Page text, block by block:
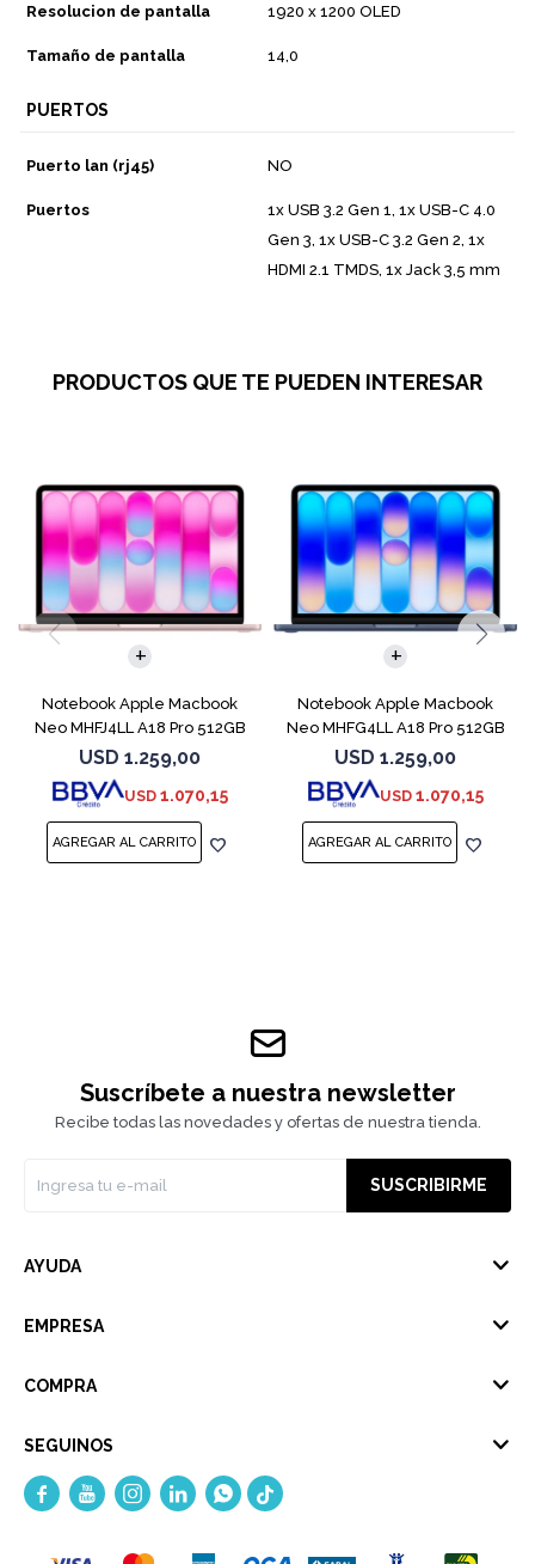
Resolucion de pantalla 1920 x 1200 OLED
Tamaño de pantalla 14,0
PUERTOS
Puerto lan (rj45) NO
Puertos
1x USB 3.2 Gen 1, 1x USB-C 4.0
Gen 3, 1x USB-C 3.2 Gen 2, 1x
HDMI 2.1 TMDS, 1x Jack 3,5 mm
PRODUCTOS QUE TE PUEDEN INTERESAR
Notebook Apple Macbook
Neo MHFJ4LL A18 Pro 512GB
8GB Blush
USD 1.259,00
USD 1.070,15
COMPARAR
Notebook Apple Macbook
Neo MHFG4LL A18 Pro 512GB
8GB Indigo
USD 1.259,00
USD 1.070,15
COMPARAR
Suscríbete a nuestra newsletter
Recibe todas las novedades y ofertas de nuestra tienda.
SUSCRIBIRME
AYUDA
EMPRESA
COMPRA
SEGUINOS
    